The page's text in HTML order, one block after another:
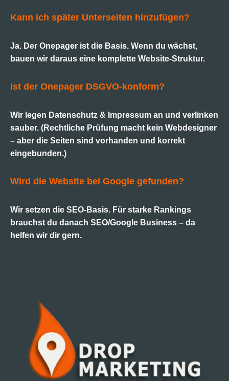
Kann ich später Unterseiten hinzufügen?
Ja. Der Onepager ist die Basis. Wenn du wächst,
bauen wir daraus eine komplette Website-Struktur.
Ist der Onepager DSGVO-konform?
Wir legen Datenschutz & Impressum an und verlinken
sauber. (Rechtliche Prüfung macht kein Webdesigner
– aber die Seiten sind vorhanden und korrekt
eingebunden.)
Wird die Website bei Google gefunden?
Wir setzen die SEO-Basis. Für starke Rankings
brauchst du danach SEO/Google Business – da
helfen wir dir gern.